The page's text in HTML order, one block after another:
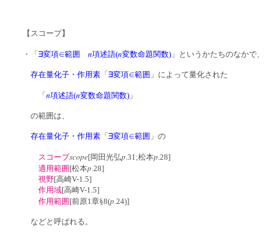
【スコープ】
・「 ∃変項∈範囲 n項述語(n変数命題関数) 」というかたちのなかで、
存在量化子・作用素 「 ∃変項∈範囲 」によって量化された
「 n項述語(n変数命題関数) 」
の範囲は、
存在量化子・作用素 「 ∃変項∈範囲 」の
スコープscope[岡田光弘p.31;松本p.28]
適用範囲 [松本p.28]
視野[高崎V-1.5]
作用域[高崎V-1.5]
作用範囲 [前原1章§8(p.24)]
などと呼ばれる。